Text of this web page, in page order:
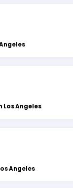
Los Angeles
Angeles